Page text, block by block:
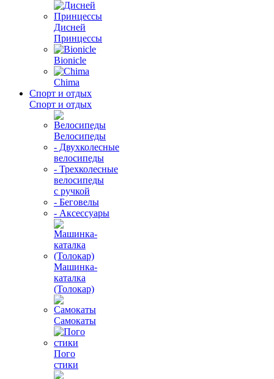
Дисней
Принцессы
Bionicle
Chima
Спорт и отдых
Спорт и отдых
Велосипеды
- Двухколесные
велосипеды
- Трехколесные
велосипеды
с ручкой
- Беговелы
- Аксессуары
Машинка-
каталка
(Толокар)
Самокаты
Пого
стики